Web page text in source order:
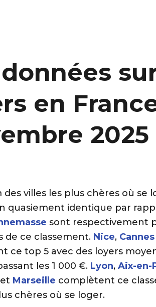
en
2025
des villes les plus chères où se
quasiement identique par
sont respectivement
de ce classement. Nice, Cannes
ce top 5 avec des loyers
les 1 000 €. Lyon, Aix-en-
et Marseille complètent ce
chères où se loger.